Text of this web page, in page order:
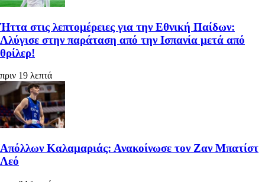
Ήττα στις λεπτομέρειες για την Εθνική Παίδων:
Λλύγισε στην παράταση από την Ισπανία μετά από
θρίλερ!
πριν 19 λεπτά
Απόλλων Καλαμαριάς: Ανακοίνωσε τον Ζαν Μπατίστ
Λεό